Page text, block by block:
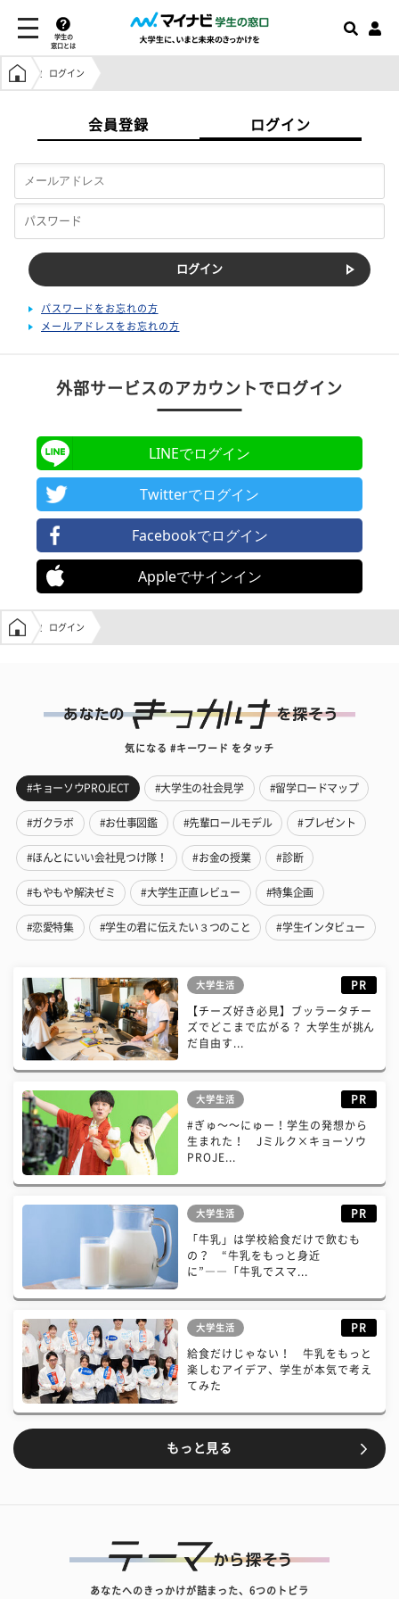
学生の
窓口とは
学生の窓口トップ
ログイン
会員登録 ログイン
パスワードをお忘れの方
メールアドレスをお忘れの方
外部サービスのアカウントでログイン
LINEでログイン
Twitterでログイン
Facebookでログイン
Appleでサインイン
学生の窓口トップ
ログイン
気になる #キーワード をタッチ
#キョーソウPROJECT #大学生の社会見学 #留学ロードマップ
#ガクラボ #お仕事図鑑 #先輩ロールモデル #プレゼント
#ほんとにいい会社見つけ隊！ #お金の授業 #診断
#もやもや解決ゼミ #大学生正直レビュー #特集企画
#恋愛特集 #学生の君に伝えたい３つのこと #学生インタビュー
大学生活 PR
【チーズ好き必見】ブッラータチー
ズでどこまで広がる？ 大学生が挑ん
だ自由す...
大学生活 PR
#ぎゅ〜〜にゅー！学生の発想から
生まれた！ Jミルク×キョーソウ
PROJE...
大学生活 PR
「牛乳」は学校給食だけで飲むも
の？ “牛乳をもっと身近
に”――「牛乳でスマ...
大学生活 PR
給食だけじゃない！ 牛乳をもっと
楽しむアイデア、学生が本気で考え
てみた
もっと見る
あなたへのきっかけが詰まった、6つのトビラ